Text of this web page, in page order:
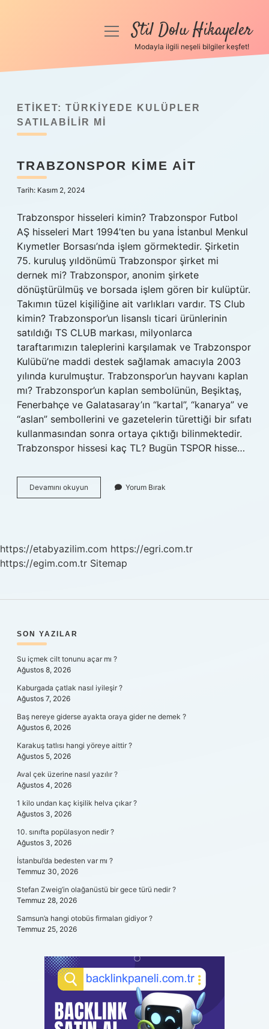
Anasayfa
Yasal Uyarı
menüyüStil Dolu Hikayeler
Modayla ilgili neşeli bilgiler keşfet!
ETIKET: TÜRKIYEDE KULÜPLER
SATILABILIR MI
TRABZONSPOR KIME AIT
Tarih: Kasım 2, 2024
Trabzonspor hisseleri kimin? Trabzonspor Futbol
AŞ hisseleri Mart 1994’ten bu yana İstanbul Menkul
Kıymetler Borsası’nda işlem görmektedir. Şirketin
75. kuruluş yıldönümü Trabzonspor şirket mi
dernek mi? Trabzonspor, anonim şirkete
dönüştürülmüş ve borsada işlem gören bir kulüptür.
Takımın tüzel kişiliğine ait varlıkları vardır. TS Club
kimin? Trabzonspor’un lisanslı ticari ürünlerinin
satıldığı TS CLUB markası, milyonlarca
taraftarımızın taleplerini karşılamak ve Trabzonspor
Kulübü’ne maddi destek sağlamak amacıyla 2003
yılında kurulmuştur. Trabzonspor’un hayvanı kaplan
mı? Trabzonspor’un kaplan sembolünün, Beşiktaş,
Fenerbahçe ve Galatasaray’ın “kartal”, “kanarya” ve
“aslan” sembollerini ve gazetelerin türettiği bir sıfatı
kullanmasından sonra ortaya çıktığı bilinmektedir.
Trabzonspor hissesi kaç TL? Bugün TSPOR hisse…
Devamını okuyun Trabzonspor
Kime
Yorum Bırak
https://etabyazilim.com https://egri.com.tr
https://egim.com.tr Sitemap
SIDEBAR
SON YAZILAR
Su içmek cilt tonunu açar mı ?
Ağustos 8, 2026
Kaburgada çatlak nasıl iyileşir ?
Ağustos 7, 2026
Baş nereye giderse ayakta oraya gider ne demek ?
Ağustos 6, 2026
Karakuş tatlısı hangi yöreye aittir ?
Ağustos 5, 2026
Aval çek üzerine nasıl yazılır ?
Ağustos 4, 2026
1 kilo undan kaç kişilik helva çıkar ?
Ağustos 3, 2026
10. sınıfta popülasyon nedir ?
Ağustos 3, 2026
İstanbul’da bedesten var mı ?
Temmuz 30, 2026
Stefan Zweig’in olağanüstü bir gece türü nedir ?
Temmuz 28, 2026
Samsun’a hangi otobüs firmaları gidiyor ?
Temmuz 25, 2026